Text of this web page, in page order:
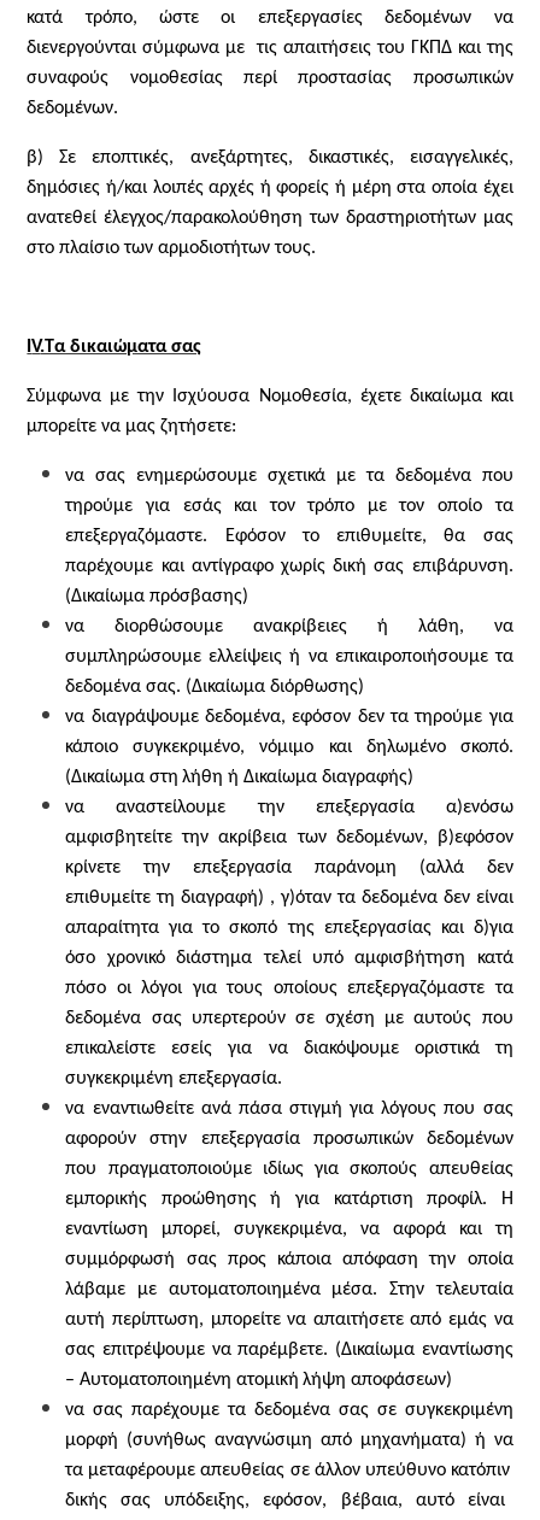
κατά τρόπο, ώστε οι επεξεργασίες δεδομένων να
διενεργούνται σύμφωνα με τις απαιτήσεις του ΓΚΠΔ και της
συναφούς νομοθεσίας περί προστασίας προσωπικών
δεδομένων.
β) Σε εποπτικές, ανεξάρτητες, δικαστικές, εισαγγελικές,
δημόσιες ή/και λοιπές αρχές ή φορείς ή μέρη στα οποία έχει
ανατεθεί έλεγχος/παρακολούθηση των δραστηριοτήτων μας
στο πλαίσιο των αρμοδιοτήτων τους.
ΙV.Τα δικαιώματα σας
Σύμφωνα με την Ισχύουσα Νομοθεσία, έχετε δικαίωμα και
μπορείτε να μας ζητήσετε:
να σας ενημερώσουμε σχετικά με τα δεδομένα που
τηρούμε για εσάς και τον τρόπο με τον οποίο τα
επεξεργαζόμαστε. Εφόσον το επιθυμείτε, θα σας
παρέχουμε και αντίγραφο χωρίς δική σας επιβάρυνση.
(Δικαίωμα πρόσβασης)
να διορθώσουμε ανακρίβειες ή λάθη, να
συμπληρώσουμε ελλείψεις ή να επικαιροποιήσουμε τα
δεδομένα σας. (Δικαίωμα διόρθωσης)
να διαγράψουμε δεδομένα, εφόσον δεν τα τηρούμε για
κάποιο συγκεκριμένο, νόμιμο και δηλωμένο σκοπό.
(Δικαίωμα στη λήθη ή Δικαίωμα διαγραφής)
να αναστείλουμε την επεξεργασία α)ενόσω
αμφισβητείτε την ακρίβεια των δεδομένων, β)εφόσον
κρίνετε την επεξεργασία παράνομη (αλλά δεν
επιθυμείτε τη διαγραφή) , γ)όταν τα δεδομένα δεν είναι
απαραίτητα για το σκοπό της επεξεργασίας και δ)για
όσο χρονικό διάστημα τελεί υπό αμφισβήτηση κατά
πόσο οι λόγοι για τους οποίους επεξεργαζόμαστε τα
δεδομένα σας υπερτερούν σε σχέση με αυτούς που
επικαλείστε εσείς για να διακόψουμε οριστικά τη
συγκεκριμένη επεξεργασία.
να εναντιωθείτε ανά πάσα στιγμή για λόγους που σας
αφορούν στην επεξεργασία προσωπικών δεδομένων
που πραγματοποιούμε ιδίως για σκοπούς απευθείας
εμπορικής προώθησης ή για κατάρτιση προφίλ. Η
εναντίωση μπορεί, συγκεκριμένα, να αφορά και τη
συμμόρφωσή σας προς κάποια απόφαση την οποία
λάβαμε με αυτοματοποιημένα μέσα. Στην τελευταία
αυτή περίπτωση, μπορείτε να απαιτήσετε από εμάς να
σας επιτρέψουμε να παρέμβετε. (Δικαίωμα εναντίωσης
– Αυτοματοποιημένη ατομική λήψη αποφάσεων)
να σας παρέχουμε τα δεδομένα σας σε συγκεκριμένη
μορφή (συνήθως αναγνώσιμη από μηχανήματα) ή να
τα μεταφέρουμε απευθείας σε άλλον υπεύθυνο κατόπιν
δικής σας υπόδειξης, εφόσον, βέβαια, αυτό είναι